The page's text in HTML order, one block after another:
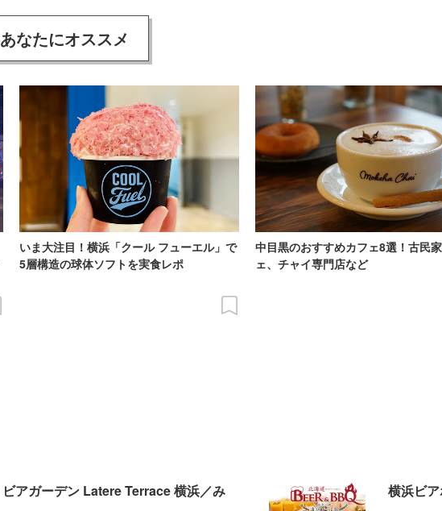
あなたにオススメ
いま大注目！横浜「クール フューエル」で
5層構造の球体ソフトを実食レポ
中目黒のおすすめカフェ8選！古民
ェ、チャイ専門店など
アガーデン Latere Terrace 横浜／み
横浜ビ